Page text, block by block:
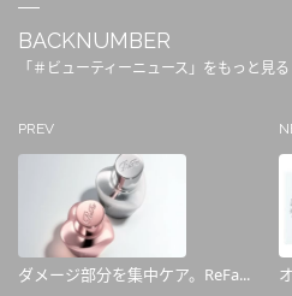
BACKNUMBER
「＃ビューティーニュース」をもっと見る
PREV
ダメージ部分を集中ケア。ReFa...